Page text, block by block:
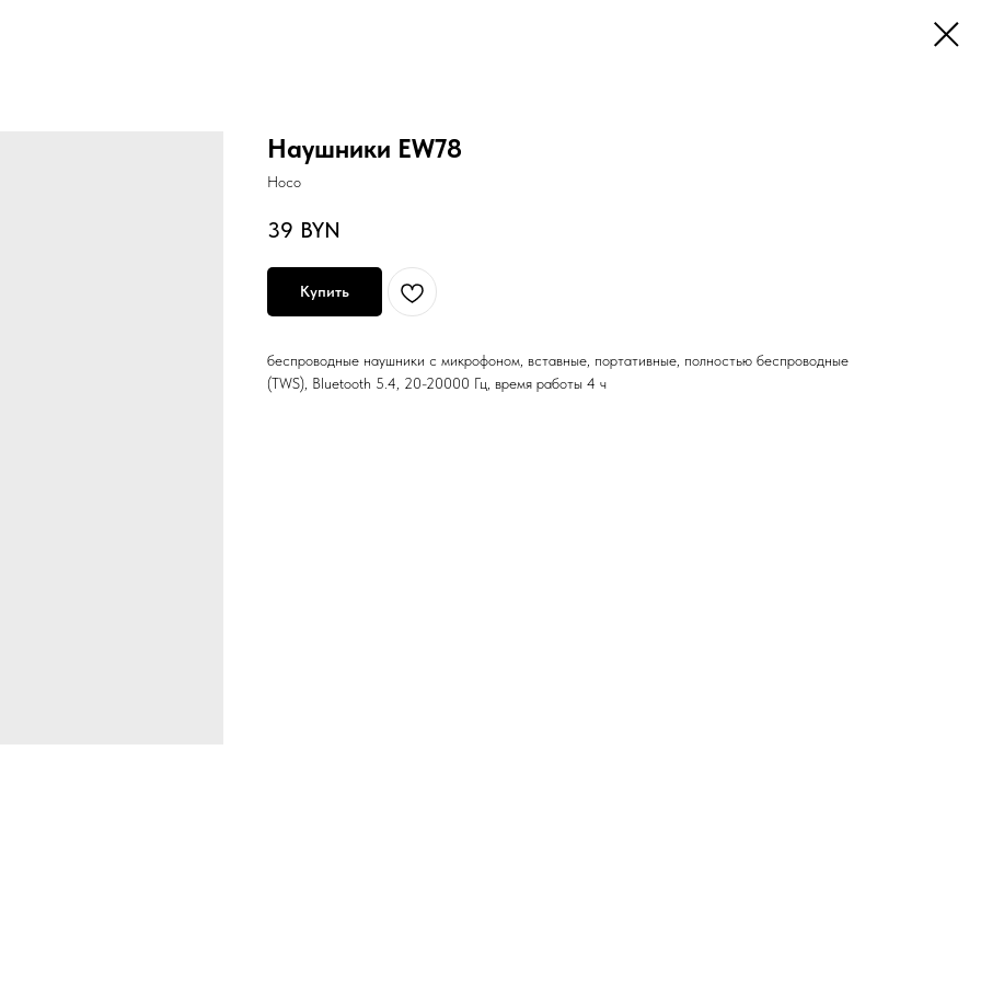
Наушники EW78
Hoco
39 BYN
Купить
беспроводные наушники с микрофоном, вставные, портативные, полностью беспроводные
(TWS), Bluetooth 5.4, 20-20000 Гц, время работы 4 ч